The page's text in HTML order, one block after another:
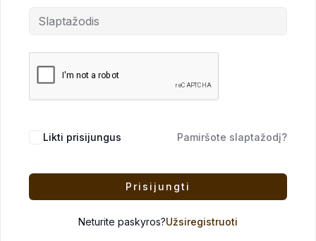
Likti prisijungus Pamiršote slaptažodį?
Prisijungti
Neturite paskyros?Užsiregistruoti